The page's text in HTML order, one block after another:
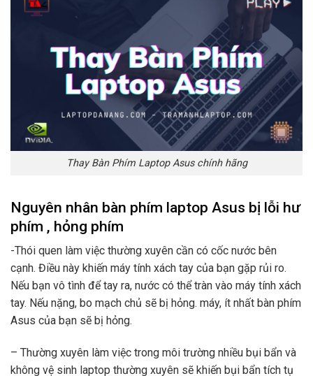
Thay Bàn Phím Laptop Asus chính hãng
Nguyên nhân bàn phím laptop Asus bị lỗi hư
phím , hỏng phím
-Thói quen làm việc thường xuyên cần có cốc nước bên
cạnh. Điều này khiến máy tính xách tay của bạn gặp rủi ro.
Nếu bạn vô tình để tay ra, nước có thể tràn vào máy tính xách
tay. Nếu nặng, bo mạch chủ sẽ bị hỏng. máy, ít nhất bàn phím
Asus của bạn sẽ bị hỏng.
– Thường xuyên làm việc trong môi trường nhiều bụi bẩn và
không vệ sinh laptop thường xuyên sẽ khiến bụi bẩn tích tụ